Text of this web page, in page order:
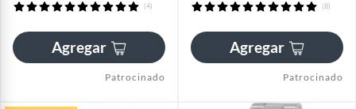
(4)
Agregar
Patrocinado
(8)
Agregar
Patrocinado